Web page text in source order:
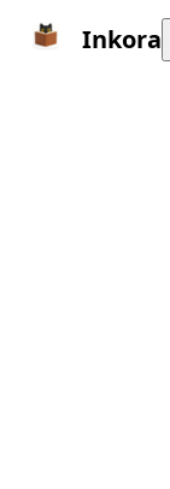
Inkora